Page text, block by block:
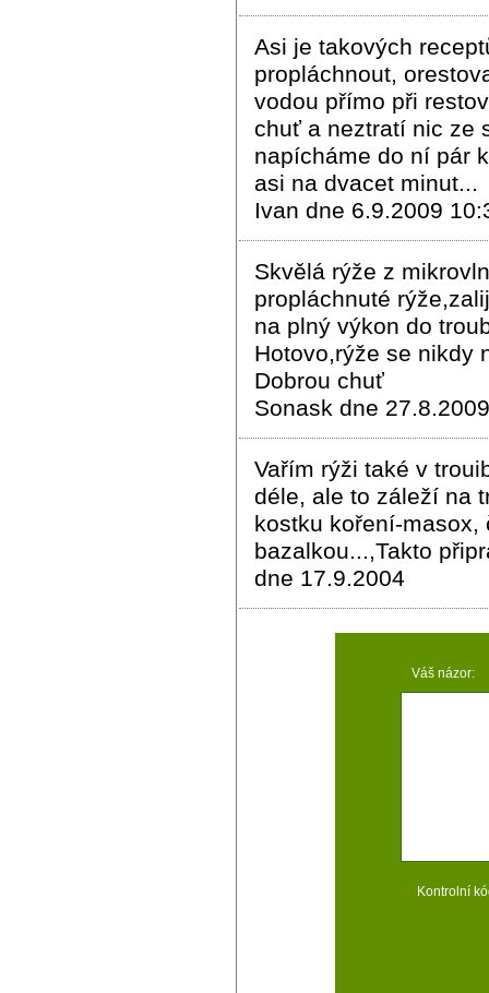
Asi je takových
propláchnout,
vodou přímo při
chuť a neztratí nic ze
napícháme do ní pár
asi na dvacet minut...
Ivan dne 6.9.2009
Skvělá rýže z
propláchnuté
na plný výkon do
Hotovo,rýže se nikdy
Dobrou chuť
Sonask dne
Vařím rýži také v
déle, ale to záleží na
kostku koření-masox,
bazalkou...,Takto
dne 17.9.2004
Váš názor:
Kontrolní